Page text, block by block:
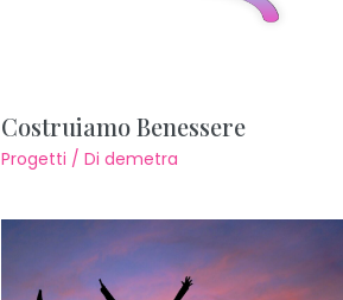
Costruiamo Benessere
Progetti / Di demetra